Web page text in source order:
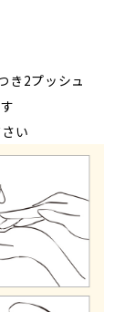
き2プッシュ
い